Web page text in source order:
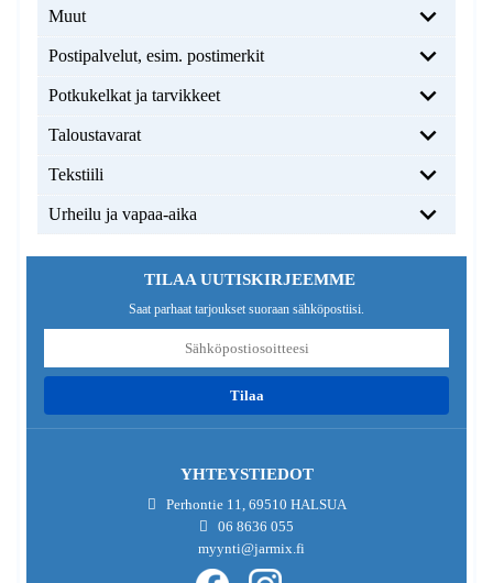
Muut
Postipalvelut, esim. postimerkit
Potkukelkat ja tarvikkeet
Taloustavarat
Tekstiili
Urheilu ja vapaa-aika
TILAA UUTISKIRJEEMME
Saat parhaat tarjoukset suoraan sähköpostiisi.
tilaa
YHTEYSTIEDOT
Perhontie 11, 69510 HALSUA
06 8636 055
myynti@jarmix.fi